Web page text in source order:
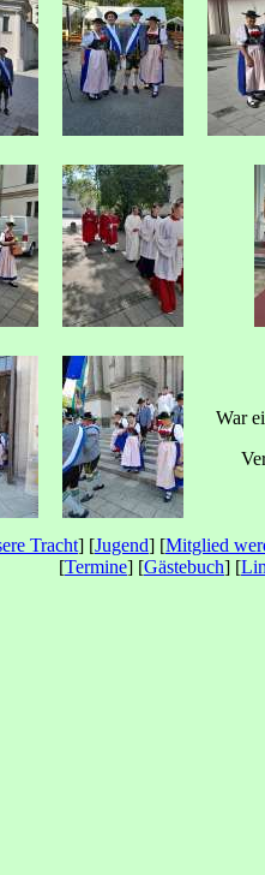
War
Tracht] [Jugend] [Mitglied
[Termine] [Gästebuch] [